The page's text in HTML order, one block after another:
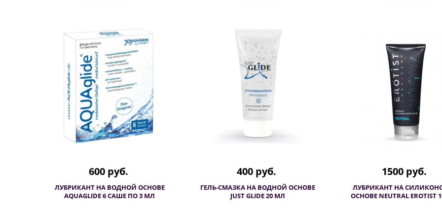
600 руб.
ЛУБРИКАНТ НА ВОДНОЙ ОСНОВЕ
AQUAGLIDE 6 САШЕ ПО 3 МЛ
400 руб.
ГЕЛЬ-СМАЗКА НА ВОДНОЙ ОСНОВЕ
JUST GLIDE 20 МЛ
1500 руб.
ЛУБРИКАНТ НА
ОСНОВЕ NEUTRAL EROTIST